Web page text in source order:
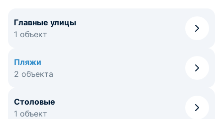
Главные улицы
1 объект
Пляжи
2 объекта
Столовые
1 объект